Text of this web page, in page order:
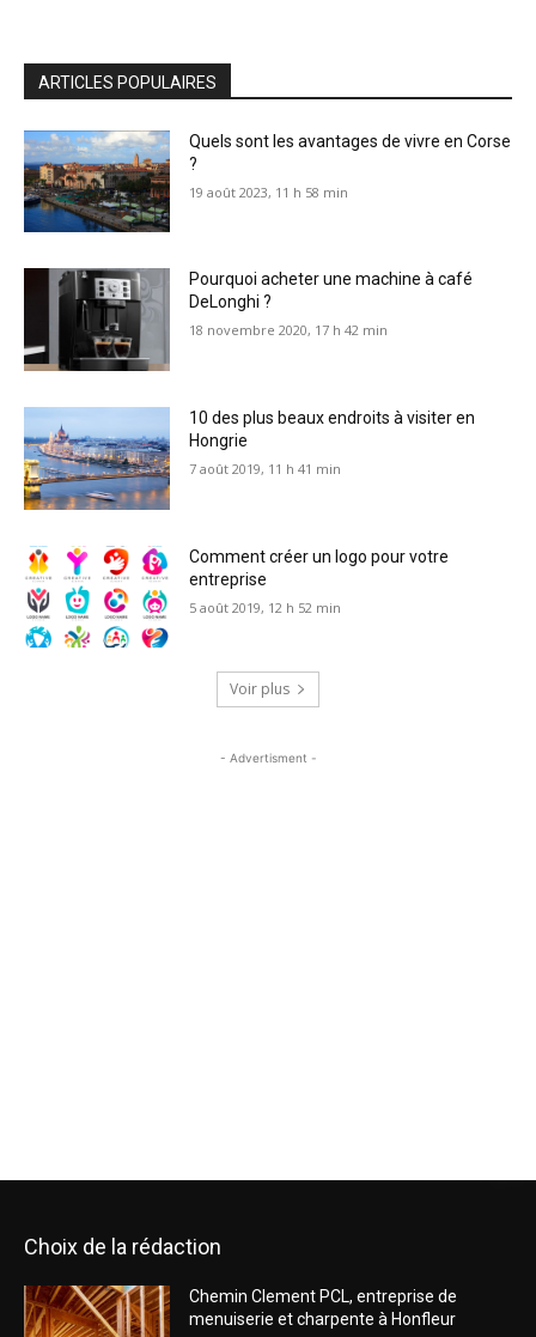
ARTICLES POPULAIRES
Quels sont les avantages de vivre en Corse
?
19 août 2023, 11 h 58 min
Pourquoi acheter une machine à café
DeLonghi ?
18 novembre 2020, 17 h 42 min
10 des plus beaux endroits à visiter en
Hongrie
7 août 2019, 11 h 41 min
Comment créer un logo pour votre
entreprise
5 août 2019, 12 h 52 min
Voir plus
- Advertisment -
Choix de la rédaction
Chemin Clement PCL, entreprise de
menuiserie et charpente à Honfleur